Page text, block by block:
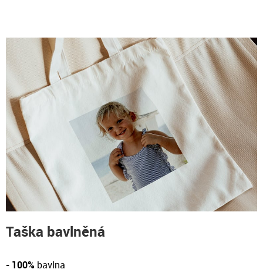
Taška bavlněná
- 100% bavlna